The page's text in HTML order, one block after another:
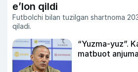
e’lon qildi
Futbolchi bilan tuzilgan shartnoma
qiladi.
“Yuzma-yuz”.
matbuot